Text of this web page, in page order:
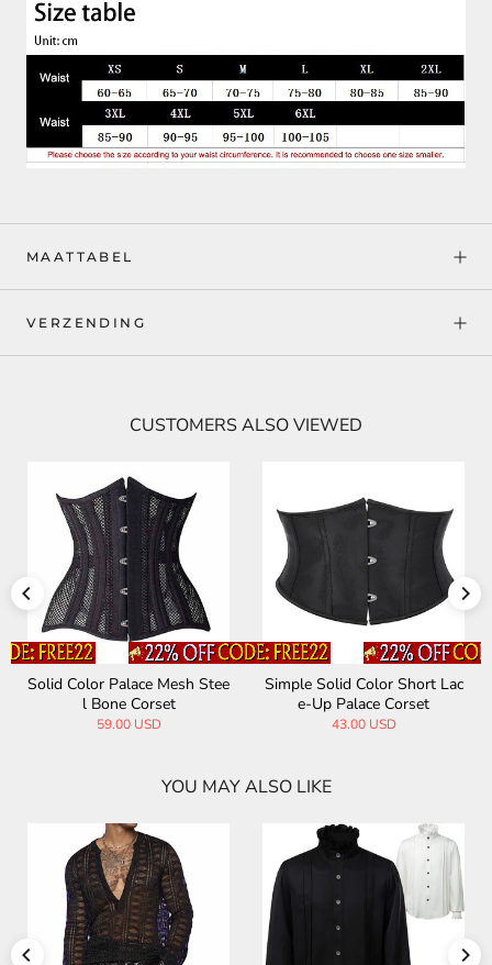
MAATTABEL
VERZENDING
CUSTOMERS ALSO VIEWED
Solid Color Palace Mesh Stee
l Bone Corset
59.00 USD
Simple Solid Color Short Lac
e-Up Palace Corset
43.00 USD
YOU MAY ALSO LIKE